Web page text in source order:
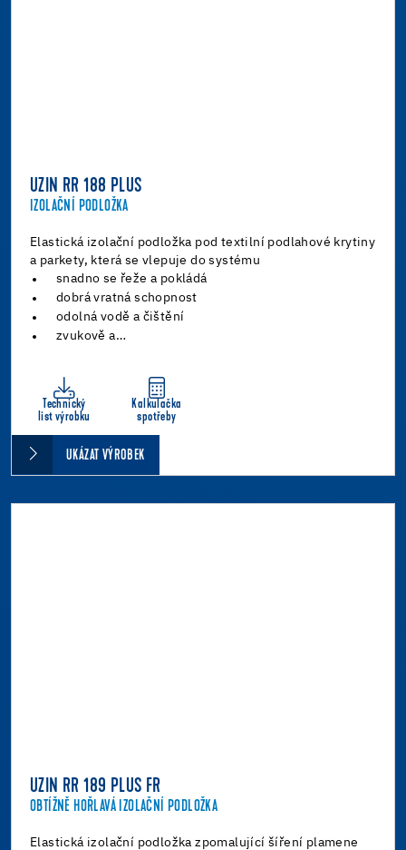
UZIN RR 188 PLUS
IZOLAČNÍ PODLOŽKA
Elastická izolační podložka pod textilní podlahové krytiny
a parkety, která se vlepuje do systému
snadno se řeže a pokládá
dobrá vratná schopnost
odolná vodě a čištění
zvukově a…
Technický
list výrobku
Kalkulačka
spotřeby
UKÁZAT VÝROBEK
UZIN RR 189 PLUS FR
OBTÍŽNĚ HOŘLAVÁ IZOLAČNÍ PODLOŽKA
Elastická izolační podložka zpomalující šíření plamene